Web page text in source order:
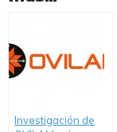
Investigación de